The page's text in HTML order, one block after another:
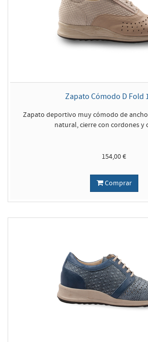
Zapato Cómodo D Fold
Zapato deportivo muy cómodo de
natural, cierre con cordones y
154,00 €
Comprar